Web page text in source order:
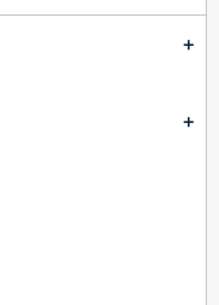
add
add